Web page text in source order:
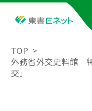
TOP
外務省外交史料館
交」